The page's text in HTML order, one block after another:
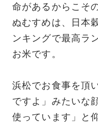
命があるからこそ
ぬむすめは、日本
ンキングで最高ラ
お米です。
浜松でお食事を頂
ですよ」みたいな
使っています」と